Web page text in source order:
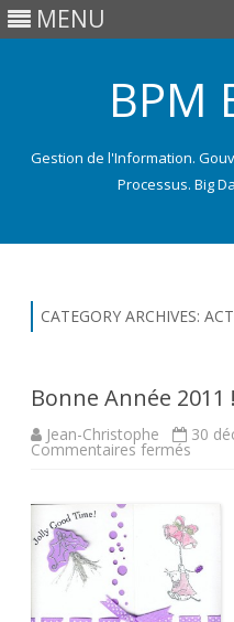
MENU
BPM
Gestion de l'Information.
Processus. Big
CATEGORY ARCHIVES:
Bonne Année 2011
Jean-Christophe 30
Commentaires fermés